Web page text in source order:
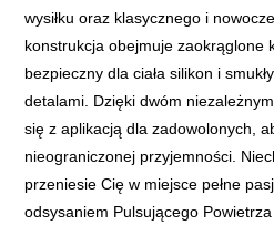
wysiłku oraz klasycznego i
konstrukcja obejmuje zaokrąglone
bezpieczny dla ciała silikon i
detalami. Dzięki dwóm
się z aplikacją dla zadowolonych,
nieograniczonej przyjemności.
przeniesie Cię w miejsce pełne
odsysaniem Pulsującego